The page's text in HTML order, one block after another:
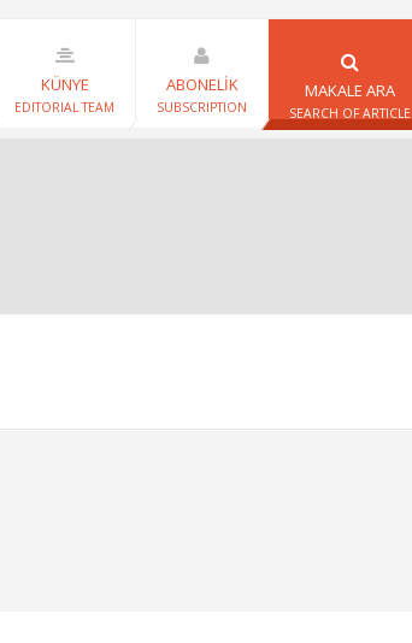
KÜNYE
EDITORIAL TEAM
ABONELİK
SUBSCRIPTION
MAKALE ARA
SEARCH OF ARTICLE